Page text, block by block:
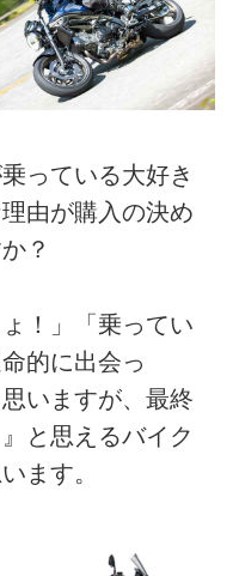
っている大好き
由が購入の決め
？
！」「乗ってい
的に出会っ
いますが、最終
と思えるバイク
ます。